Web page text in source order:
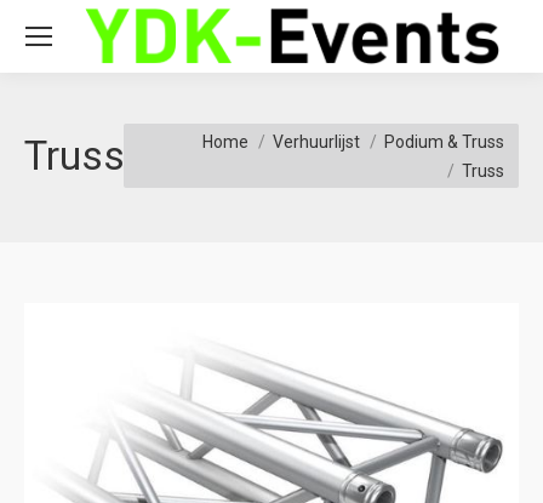
Truss You are here:
Home Verhuurlijst
Podium & Truss
Truss